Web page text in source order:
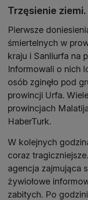
Trzęsienie
Pierwsze
śmiertelnych w
kraju i Sanliurfa na
Informowali o nich
osób zginęło pod
prowincji Urfa.
prowincjach
HaberTurk.
W kolejnych
coraz
agencja zajmująca
żywiołowe
zabitych. Po